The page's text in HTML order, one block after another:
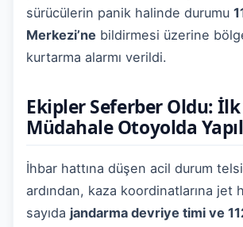
sürücülerin panik halinde durumu
Merkezi’ne bildirmesi üzerine
kurtarma alarmı verildi.
Ekipler Seferber Oldu: İlk
Müdahale Otoyolda
İhbar hattına düşen acil durum
ardından, kaza koordinatlarına jet
sayıda jandarma devriye timi ve